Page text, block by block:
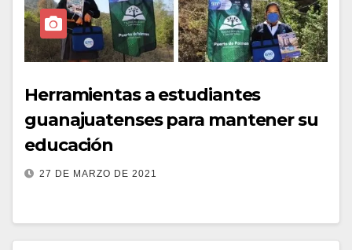
Herramientas a estudiantes
guanajuatenses para mantener su
educación
27 DE MARZO DE 2021